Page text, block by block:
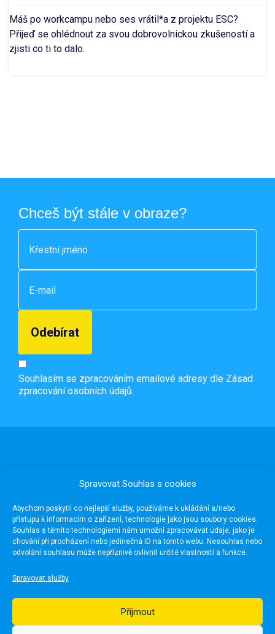
Spravovat Souhlas s cookies
Abychom poskytli co nejlepší služby, používáme k ukládání a/nebo
přístupu k informacím o zařízení, technologie jako jsou soubory cookies.
Souhlas s těmito technologiemi nám umožní zpracovávat údaje, jako je
chování při procházení nebo jedinečná ID na tomto webu. Nesouhlas nebo
odvolání souhlasu může nepříznivě ovlivnit určité vlastnosti a funkce.
Spravovat služby
Příjmout
Máš po workcampu nebo ses vrátil*a z projektu ESC?
Přijeď se ohlédnout za svou dobrovolnickou zkušeností a
zjisti co ti to dalo.
Chceš být stále v obraze?
Souhlasím se zpracováním emailové adresy dle Zásad
zpracování osobních údajů.
Pro školy
Fotogalerie